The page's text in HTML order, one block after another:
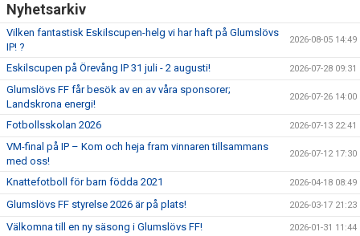
Nyhetsarkiv
Vilken fantastisk Eskilscupen-helg vi har haft på Glumslövs
IP! ?
2026-08-05 14:49
Eskilscupen på Örevång IP 31 juli - 2 augusti! 2026-07-28 09:31
Glumslövs FF får besök av en av våra sponsorer;
Landskrona energi!
2026-07-26 14:00
Fotbollsskolan 2026 2026-07-13 22:41
VM-final på IP – Kom och heja fram vinnaren tillsammans
med oss!
2026-07-12 17:30
Knattefotboll för barn födda 2021 2026-04-18 08:49
Glumslövs FF styrelse 2026 är på plats! 2026-03-17 21:23
Välkomna till en ny säsong i Glumslövs FF! 2026-01-31 11:44